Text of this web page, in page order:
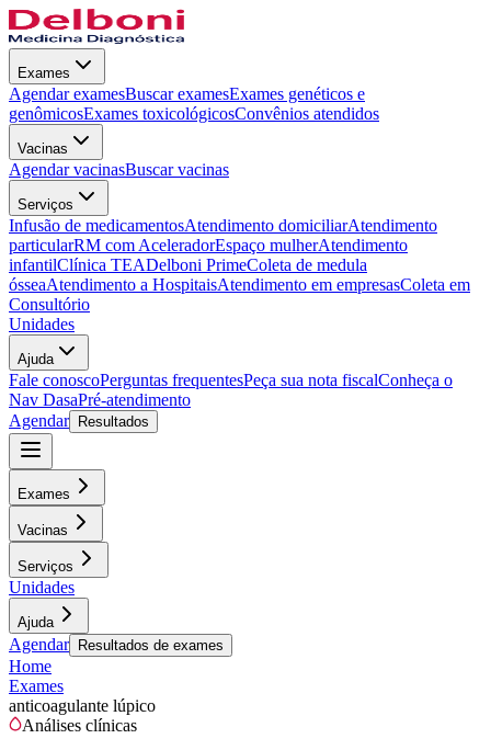
Exames
Agendar examesBuscar examesExames genéticos e
genômicosExames toxicológicosConvênios atendidos
Vacinas
Agendar vacinasBuscar vacinas
Serviços
Infusão de medicamentosAtendimento domiciliarAtendimento
particularRM com AceleradorEspaço mulherAtendimento
infantilClínica TEADelboni PrimeColeta de medula
ósseaAtendimento a HospitaisAtendimento em empresasColeta em
Consultório
Unidades
Ajuda
Fale conoscoPerguntas frequentesPeça sua nota fiscalConheça o
Nav DasaPré-atendimento
Agendar
Resultados
Exames
Vacinas
Serviços
Unidades
Ajuda
Agendar Resultados de exames
Home
Exames
anticoagulante lúpico
Análises clínicas